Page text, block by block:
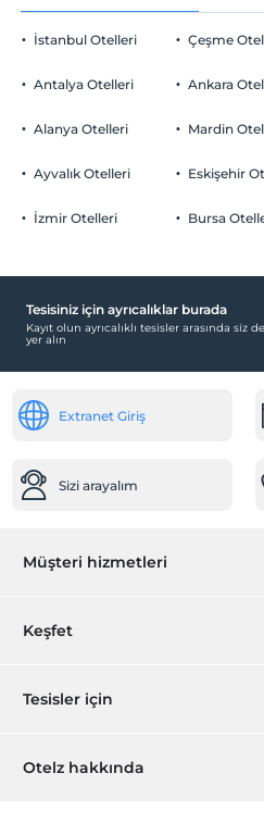
Otopark
Ücretsiz Özel
Odalar
24 saat açık resepsiyon
Günlük temizlik hizmeti
Havaalanı servisi (ücretli)
Barbekü olanağı
Diğer
En geç saat 12:00 ve öncesi
Evcil Hayvan
2 yaşına kadar olan bebekler
İstanbul Otelleri
Antalya Otelleri
Alanya Otelleri
Ayvalık Otelleri
İzmir Otelleri
Çeşme
Ankara
Mardin
Eskişehir
Bursa
Tesisiniz için ayrıcalıklar burada
Kayıt olun ayrıcalıklı tesisler arasında siz de
yer alın
Extranet Giriş
Sizi arayalım
Müşteri hizmetleri
Rezervasyon yönet
Keşfet
Hediye Kart
Tesisler için
Hemen tesisinizi ekleyin
Otelz hakkında